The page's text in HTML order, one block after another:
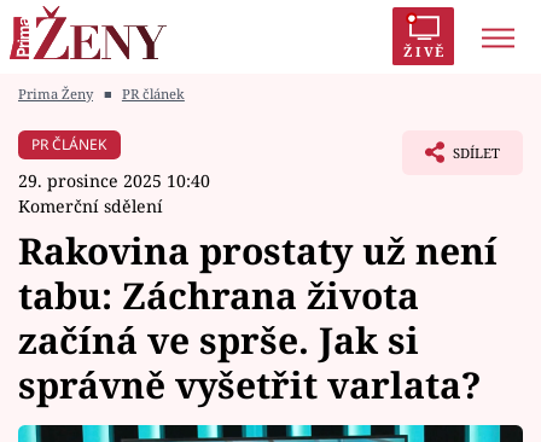
ŽIVĚ
Módní alarm
Témata
Celebrity
Vztahy
Prima Ženy ■ PR článek
PR ČLÁNEK
29. prosince 2025 10:40
Komerční sdělení
SDÍLET
Rakovina prostaty už není
tabu: Záchrana života
začíná ve sprše. Jak si
správně vyšetřit varlata?